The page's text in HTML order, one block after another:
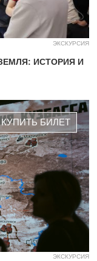
ЭКСКУРСИЯ
ИСТОРИЯ И
ЭКСКУРСИЯ
КУПИТЬ БИЛЕТ